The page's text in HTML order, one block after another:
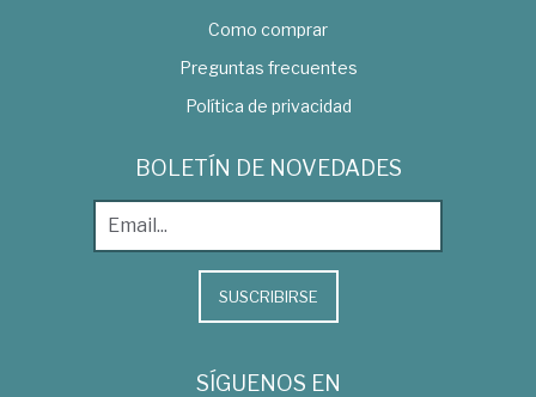
Como comprar
Preguntas frecuentes
Política de privacidad
BOLETÍN DE NOVEDADES
SUSCRIBIRSE
SÍGUENOS EN